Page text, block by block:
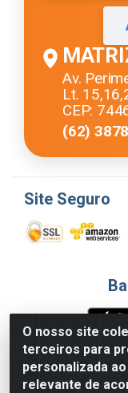
O nosso site
terceiros para
personalizada
relevante de
Av.
Lt.
CEP:
(62)
Site Seguro